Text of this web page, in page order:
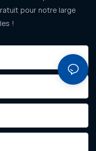
pour notre large
!